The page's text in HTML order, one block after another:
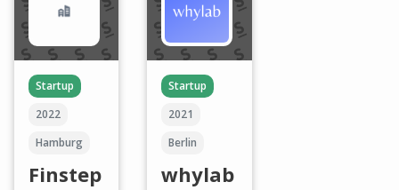
Startup
2022
Hamburg
Finstep
Startup
2021
Berlin
whylab